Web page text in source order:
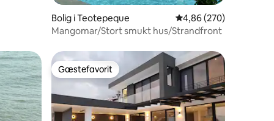
Bolig i Teotepeque 4,86 ud af 5 i
4,86 (270)
Mangomar/Stort smukt hus/Strandfront
Gæstefavorit
Gæstefavorit